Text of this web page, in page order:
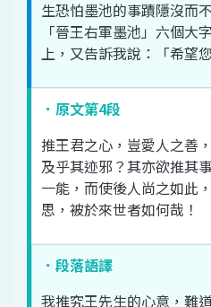
生恐怕墨池的事蹟隱沒而
「晉王右軍墨池 」 六個大字
上 ， 又告訴我說 ：「希望
．原文第4段
推王君之心 ， 豈愛人之善 ，
及乎其迹邪？其亦欲推其
一能 ， 而使後人尚之如此 ，
思 ， 被於來世者如何哉 ！
．段落語譯
我推究王先生的心意 ， 難